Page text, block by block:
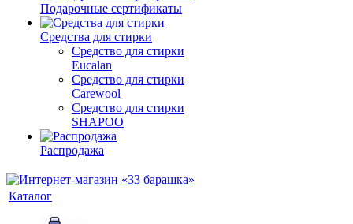
Подарочные сертификаты
Средства для стирки
Средство для стирки
Eucalan
Средство для стирки
Carewool
Средство для стирки
SHAPOO
Распродажа
Каталог